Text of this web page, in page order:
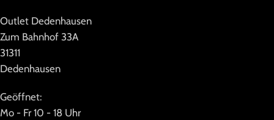
Outlet Dedenhausen
Zum Bahnhof 33A
31311
Dedenhausen
Geöffnet:
Mo - Fr 10 - 18 Uhr